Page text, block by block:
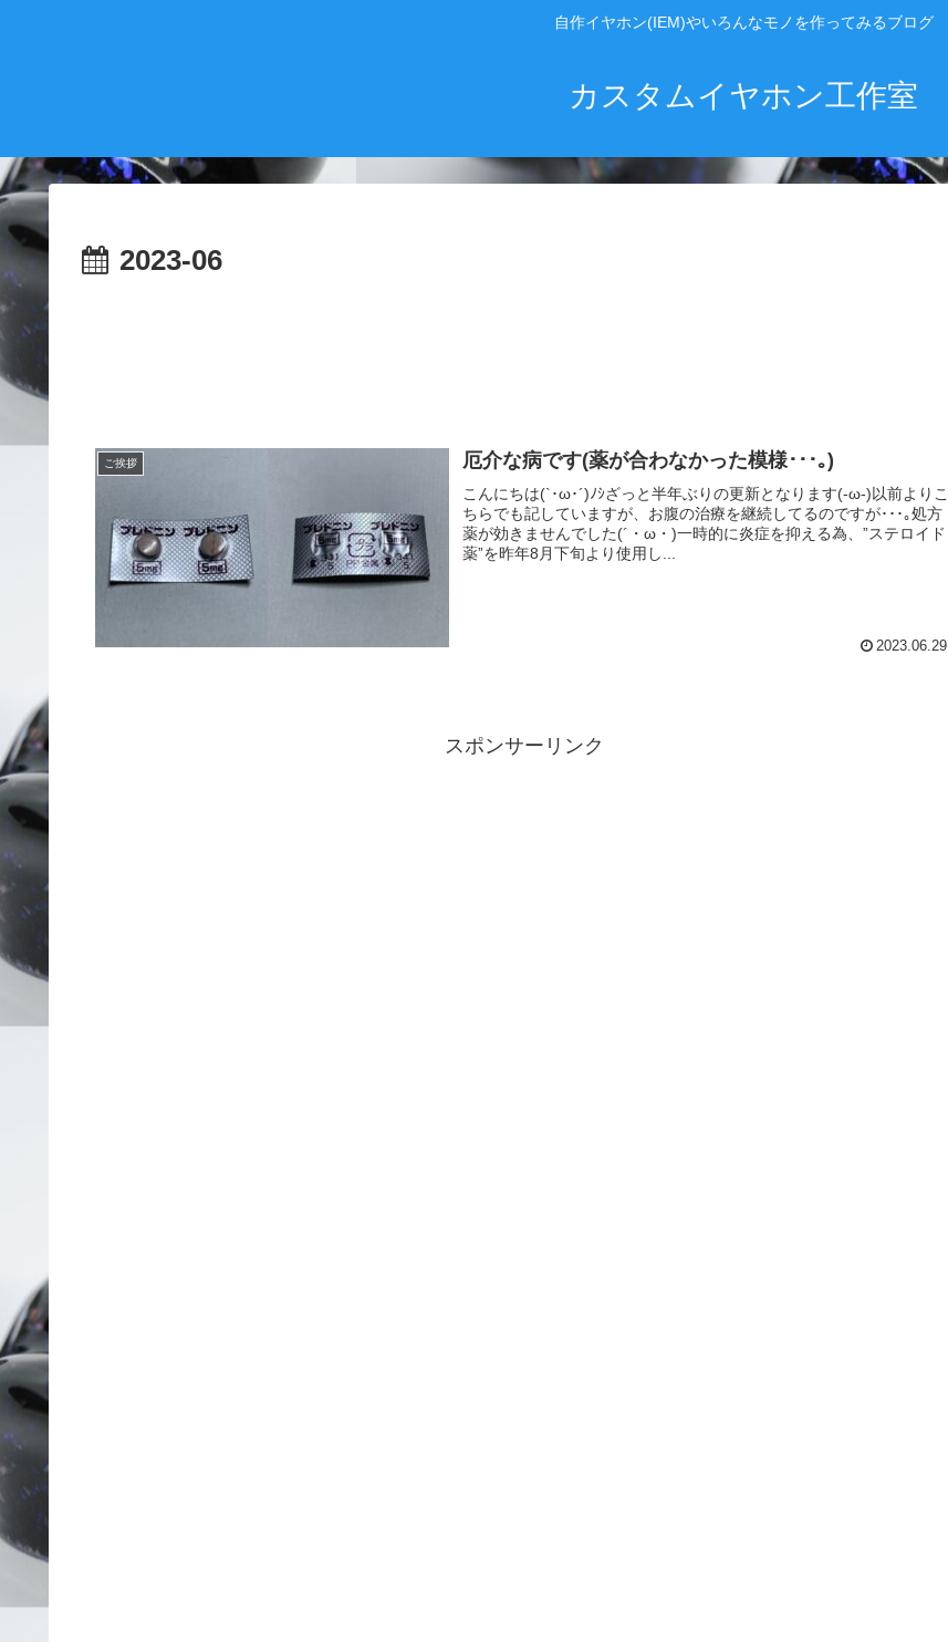
自作イヤホン(IEM)やいろんなモノを作ってみるブログ
カスタムイヤホン工作室
2023-06
ご挨拶 厄介な病です(薬が合わなかった模様･･･｡)
こんにちは(`･ω･´)ﾉｼざっと半年ぶりの更新となります(-ω-)以前よりこ
ちらでも記していますが、お腹の治療を継続してるのですが･･･｡処方
薬が効きませんでした(´・ω・)一時的に炎症を抑える為、”ステロイド
薬”を昨年8月下旬より使用し...
2023.06.29
スポンサーリンク